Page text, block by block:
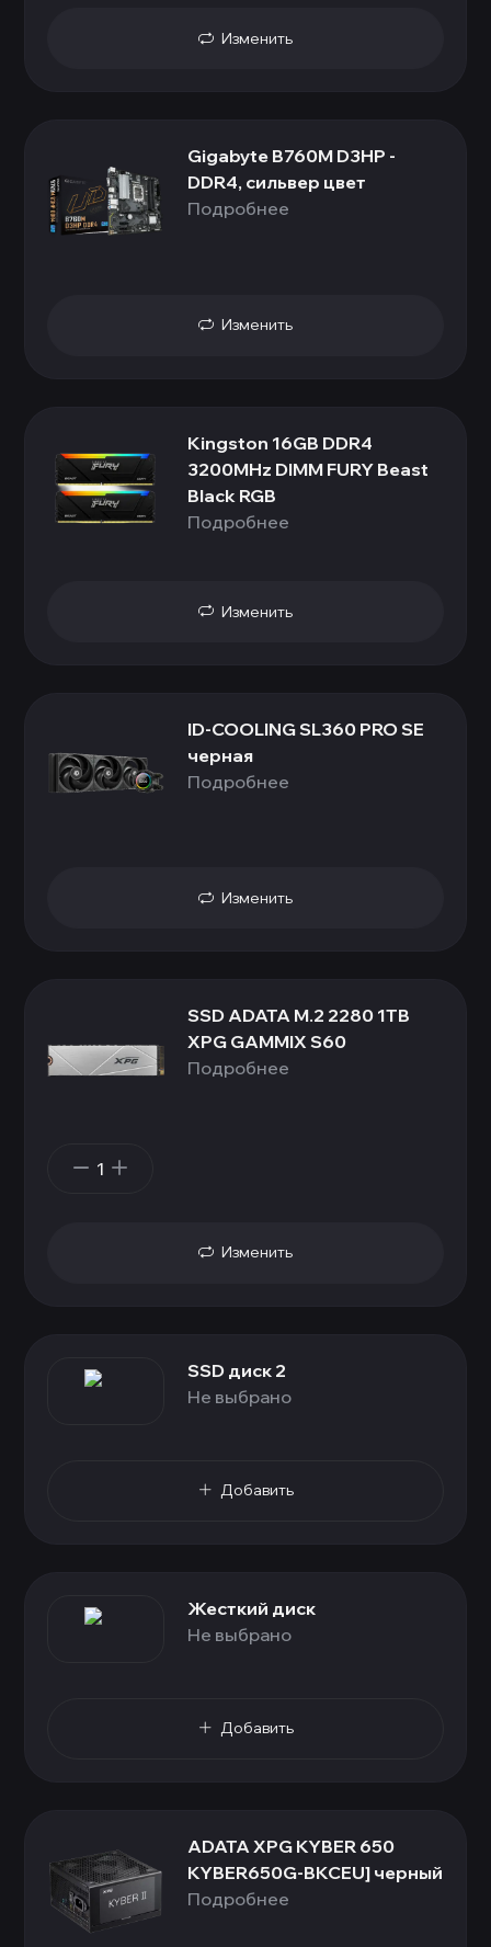
Изменить
Gigabyte B760M D3HP -
DDR4, сильвер цвет
Подробнее
Изменить
Kingston 16GB DDR4
3200MHz DIMM FURY Beast
Black RGB
Подробнее
Изменить
ID-COOLING SL360 PRO SE
черная
Подробнее
Изменить
SSD ADATA M.2 2280 1TB
XPG GAMMIX S60
Подробнее
1
Изменить
SSD диск 2
Не выбрано
Добавить
Жесткий диск
Не выбрано
Добавить
ADATA XPG KYBER 650
KYBER650G-BKCEU] черный
Подробнее